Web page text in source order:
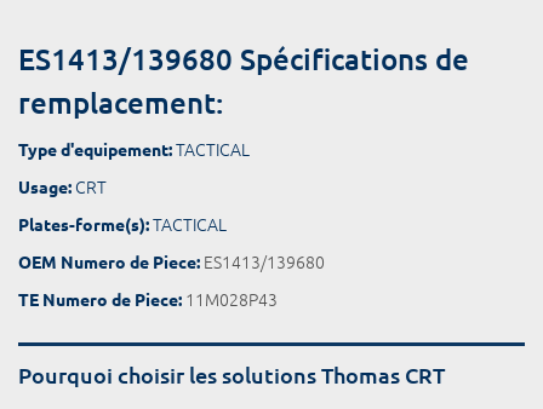
ES1413/139680 Spécifications de
remplacement:
Type d'equipement:TACTICAL
Usage: CRT
Plates-forme(s):TACTICAL
OEM Numero de Piece: ES1413/139680
TE Numero de Piece: 11M028P43
Pourquoi choisir les solutions Thomas CRT